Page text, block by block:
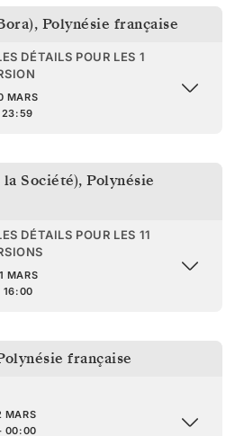
, Polynésie française
DÉTAILS POUR LES 1
MARS
23:59
Société), Polynésie
DÉTAILS POUR LES 11
MARS
16:00
française
MARS
00:00